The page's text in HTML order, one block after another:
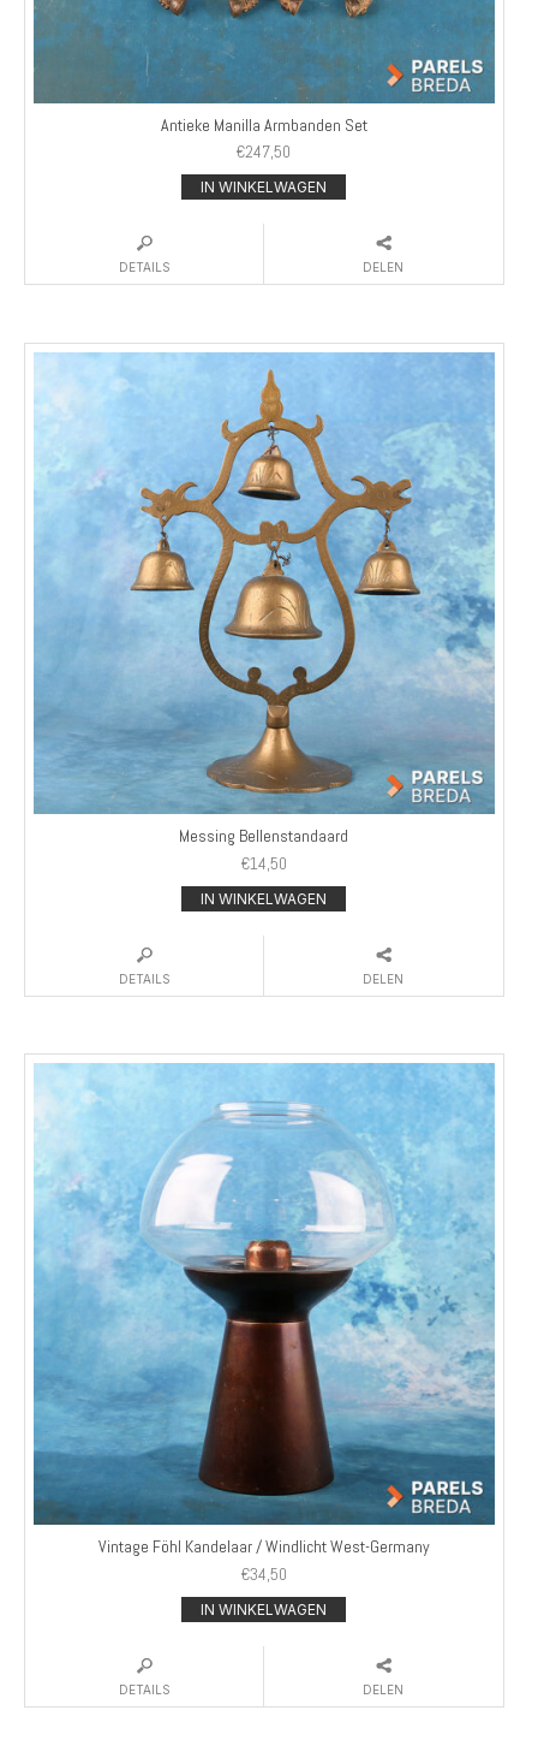
Antieke Manilla Armbanden Set
€247,50
IN WINKELWAGEN
DETAILS DELEN
Messing Bellenstandaard
€14,50
IN WINKELWAGEN
DETAILS DELEN
Vintage Föhl Kandelaar / Windlicht West-Germany
€34,50
IN WINKELWAGEN
DETAILS DELEN